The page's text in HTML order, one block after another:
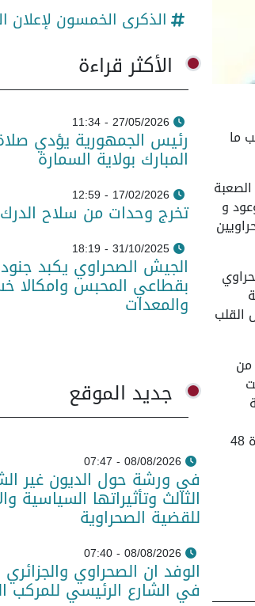
ما
و
المدني الصحراوي
القلب
من
واحتجاجا على هذه الأوضاع المزرية يعتزم الاسير المدني الصحراوي الدخول في إضراب إنذاري عن الطعام لمدة 48
الذكرى الخمسون لإعلان
الأكثر قراءة
27/05/2026 - 11:34
رئيس الجمهورية يؤدي
المبارك بولاية السمارة
17/02/2026 - 12:59
تخرج وحدات من سلاح
31/10/2025 - 18:19
الجيش الصحراوي يكبد جنود
بقطاعي المحبس وامكالا
والمعدات
جديد الموقع
08/08/2026 - 07:47
في ورشة حول الديون غير
الثالث وتأثيراتها السياسية
للقضية الصحراوية
08/08/2026 - 07:40
الوفد ان الصحراوي
في الشارع الرئيسي للمركب